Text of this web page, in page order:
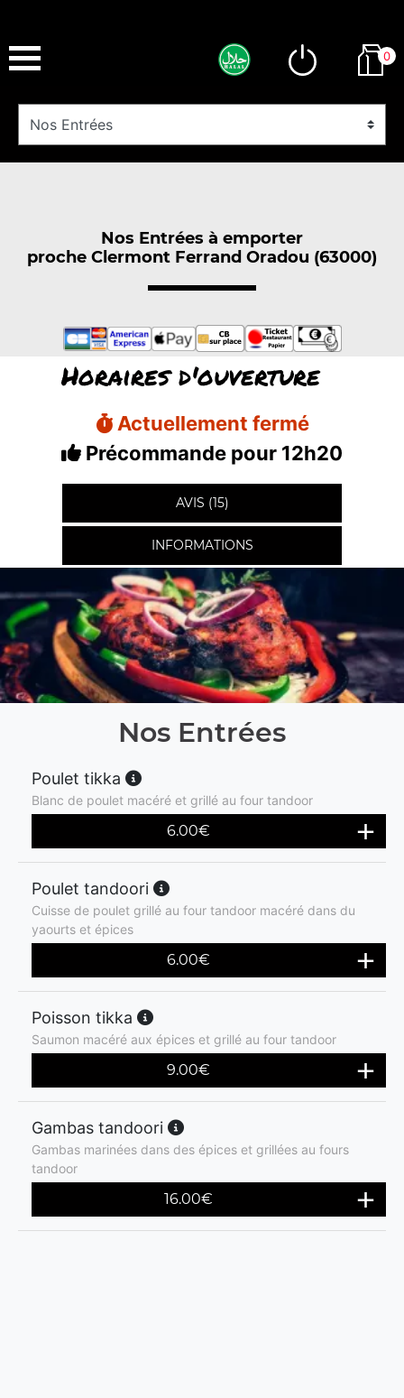
0
Nos Entrées à emporter
proche Clermont Ferrand Oradou (63000)
Horaires d'ouverture
Actuellement fermé
Précommande pour 12h20
AVIS (15)
INFORMATIONS
Nos Entrées
Poulet tikka
Blanc de poulet macéré et grillé au four tandoor
6.00€
Poulet tandoori
Cuisse de poulet grillé au four tandoor macéré dans du
yaourts et épices
6.00€
Poisson tikka
Saumon macéré aux épices et grillé au four tandoor
9.00€
Gambas tandoori
Gambas marinées dans des épices et grillées au fours
tandoor
16.00€